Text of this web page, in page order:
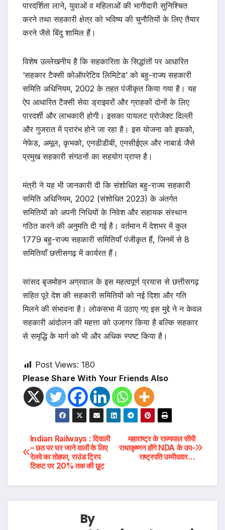
पारदर्शिता लाने, युवाओं व महिलाओं की भागीदारी सुनिश्चित
करने तथा सहकारी क्षेत्र को भविष्य की चुनौतियों के लिए तैयार
करने जैसे बिंदु शामिल हैं।
विशेष उल्लेखनीय है कि सहकारिता के सिद्धांतों पर आधारित
‘सहकार टैक्सी कोऑपरेटिव लिमिटेड’ को बहु-राज्य सहकारी
समिति अधिनियम, 2002 के तहत पंजीकृत किया गया है। यह
ऐप आधारित टैक्सी सेवा ड्राइवरों और ग्राहकों दोनों के लिए
पारदर्शी और लाभकारी होगी। इसका पायलट प्रोजेक्ट दिल्ली
और गुजरात में प्रारंभ होने जा रहा है। इस योजना को इफको,
नेफेड, अमूल, कृभको, एनडीडीबी, एनसीईएल और नाबार्ड जैसे
प्रमुख सहकारी संगठनों का सहयोग प्राप्त है।
मंत्री ने यह भी जानकारी दी कि संशोधित बहु-राज्य सहकारी
समिति अधिनियम, 2002 (संशोधित 2023) के अंतर्गत
समितियों को अपनी निधियों के निवेश और सहायक संस्थान
गठित करने की अनुमति दी गई है। वर्तमान में देशभर में कुल
1779 बहु-राज्य सहकारी समितियाँ पंजीकृत हैं, जिनमें से 8
समितियाँ छत्तीसगढ़ में कार्यरत हैं।
सांसद बृजमोहन अग्रवाल के इस महत्वपूर्ण प्रयास से छत्तीसगढ़
सहित पूरे देश की सहकारी समितियों को नई दिशा और गति
मिलने की संभावना है। लोकसभा में उठाए गए इस मुद्दे ने न केवल
सहकारी आंदोलन की महत्ता को उजागर किया है बल्कि सहकार
से समृद्धि के मार्ग को भी और अधिक स्पष्ट किया है।
Post Views: 180
Please Share With Your Friends Also
Post
navigation
महाराष्ट्र के राज्यपाल सीपी
राधाकृष्णन होंगे NDA के उप-
राष्ट्रपति उम्मीदवार…
Indian Railways : दिवाली
– छठ पर घर जाने वालों के लिए
रेलवे का तोहफा, राउंड ट्रिप
टिकट पर 20% तक की छूट
By